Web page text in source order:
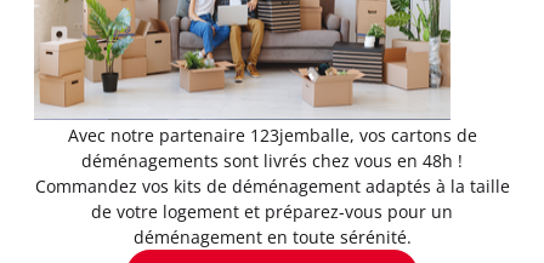
Avec notre partenaire 123jemballe, vos cartons de
déménagements sont livrés chez vous en 48h !
Commandez vos kits de déménagement adaptés à la taille
de votre logement et préparez-vous pour un
déménagement en toute sérénité.